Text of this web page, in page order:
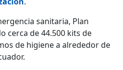
sanitaria, Plan
cerca de 44.500 kits de
de higiene a alrededor de